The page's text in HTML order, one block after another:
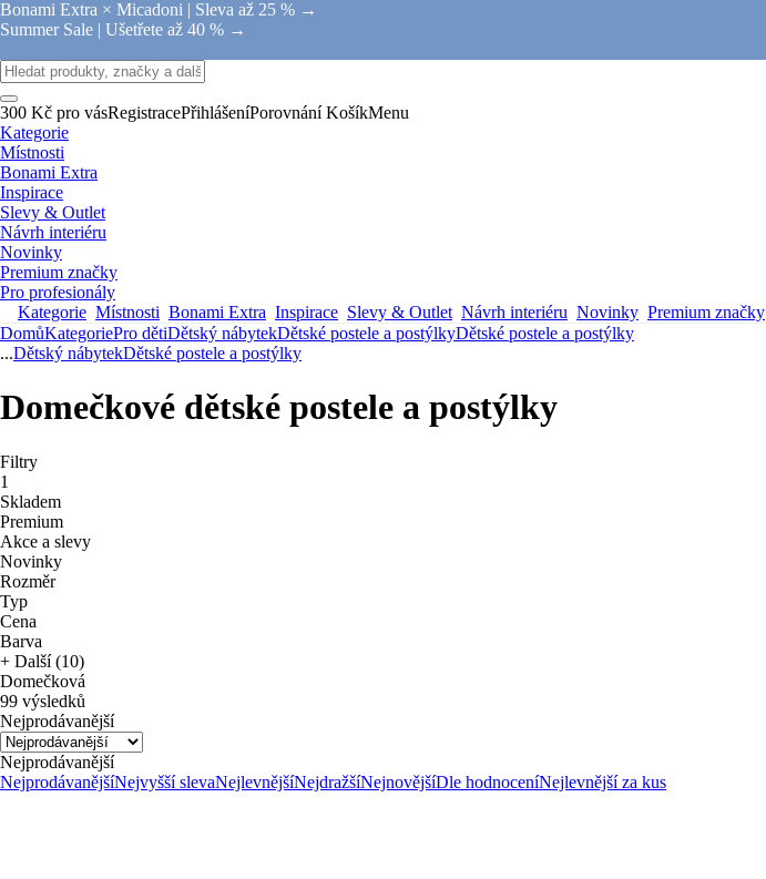
Bonami Extra × Micadoni | Sleva až 25 % →
Summer Sale | Ušetřete až 40 % →
300 Kč pro vásRegistracePřihlášeníPorovnání KošíkMenu
Kategorie
Místnosti
Bonami Extra
Inspirace
Slevy & Outlet
Návrh interiéru
Novinky
Premium značky
Pro profesionály
Kategorie Místnosti Bonami Extra Inspirace Slevy & Outlet Návrh interiéru Novinky Premium značky
DomůKategoriePro dětiDětský nábytekDětské postele a postýlkyDětské postele a postýlky
...Dětský nábytekDětské postele a postýlky
Domečkové dětské postele a postýlky
Filtry
1
Skladem
Premium
Akce a slevy
Novinky
Rozměr
Typ
Cena
Barva
+ Další (10)
Domečková
99 výsledků
Nejprodávanější
Nejprodávanější
NejprodávanějšíNejvyšší slevaNejlevnějšíNejdražšíNejnovějšíDle hodnoceníNejlevnější za kus